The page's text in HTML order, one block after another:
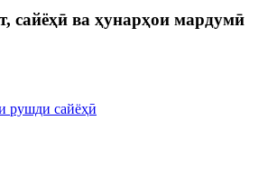
сайёҳӣ ва ҳунарҳои мардумӣ
рушди сайёҳӣ